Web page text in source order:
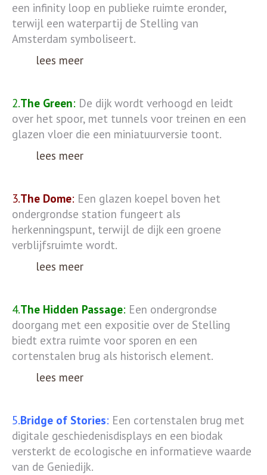
een infinity loop en publieke ruimte eronder,
terwijl een waterpartij de Stelling van
Amsterdam symboliseert.
lees meer
2.The Green: De dijk wordt verhoogd en leidt
over het spoor, met tunnels voor treinen en een
glazen vloer die een miniatuurversie toont.
lees meer
3.The Dome: Een glazen koepel boven het
ondergrondse station fungeert als
herkenningspunt, terwijl de dijk een groene
verblijfsruimte wordt.
lees meer
4.The Hidden Passage: Een ondergrondse
doorgang met een expositie over de Stelling
biedt extra ruimte voor sporen en een
cortenstalen brug als historisch element.
lees meer
5.Bridge of Stories: Een cortenstalen brug met
digitale geschiedenisdisplays en een biodak
versterkt de ecologische en informatieve waarde
van de Geniedijk.